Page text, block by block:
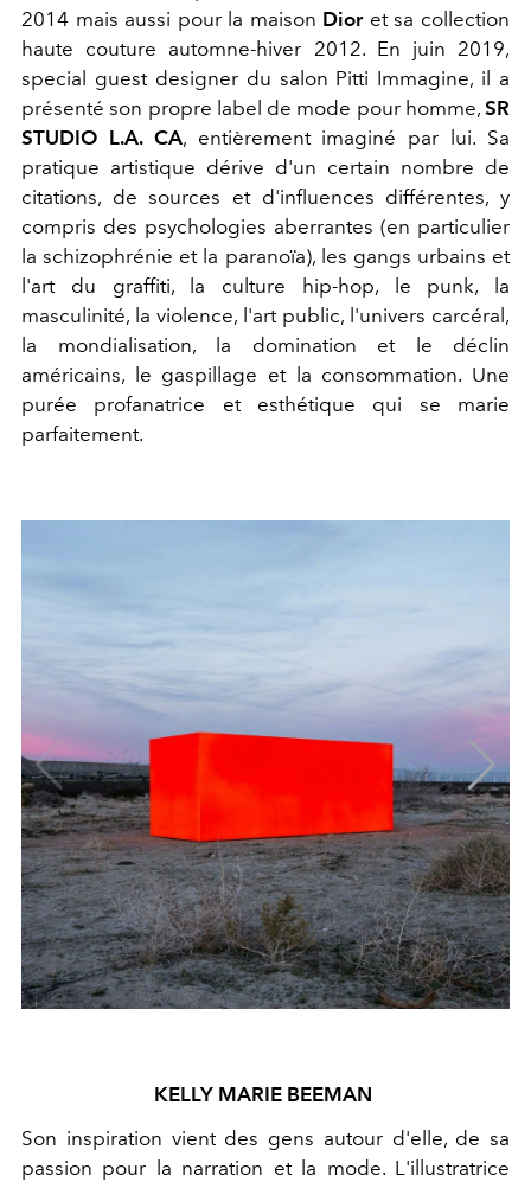
2014 mais aussi pour la maison Dioret sa collection
haute couture automne-hiver 2012. En juin 2019,
special guest designer du salon Pitti Immagine, il a
présenté son propre label de mode pour homme, SR
STUDIO L.A. CA, entièrement imaginé par lui. Sa
pratique artistique dérive d'un certain nombre de
citations, de sources et d'influences différentes, y
compris des psychologies aberrantes (en particulier
la schizophrénie et la paranoïa), les gangs urbains et
l'art du graffiti, la culture hip-hop, le punk, la
masculinité, la violence, l'art public, l'univers carcéral,
la mondialisation, la domination et le déclin
américains, le gaspillage et la consommation. Une
purée profanatrice et esthétique qui se marie
parfaitement.
KELLY MARIE BEEMAN
Son inspiration vient des gens autour d'elle, de sa
passion pour la narration et la mode. L'illustratrice